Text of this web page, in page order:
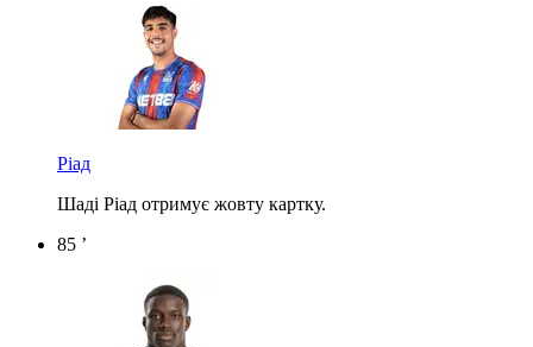
Ріад
Шаді Ріад отримує жовту картку.
85 ’